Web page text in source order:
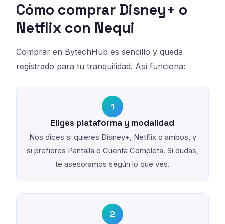
Cómo comprar Disney+ o
Netflix con Nequi
Comprar en BytechHub es sencillo y queda
registrado para tu tranquilidad. Así funciona:
1
Eliges plataforma y modalidad
Nos dices si quieres Disney+, Netflix o ambos, y
si prefieres Pantalla o Cuenta Completa. Si dudas,
te asesoramos según lo que ves.
2